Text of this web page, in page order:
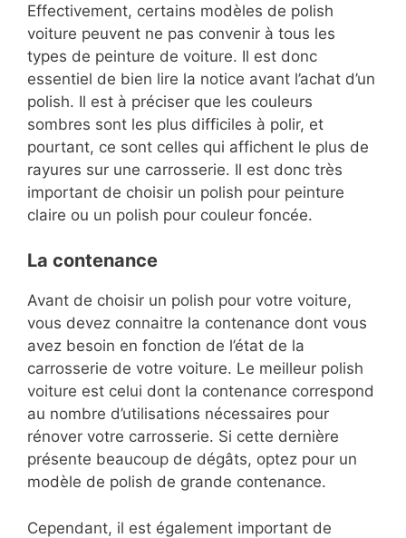
Effectivement, certains modèles de polish
voiture peuvent ne pas convenir à tous les
types de peinture de voiture. Il est donc
essentiel de bien lire la notice avant l’achat d’un
polish. Il est à préciser que les couleurs
sombres sont les plus difficiles à polir, et
pourtant, ce sont celles qui affichent le plus de
rayures sur une carrosserie. Il est donc très
important de choisir un polish pour peinture
claire ou un polish pour couleur foncée.
La contenance
Avant de choisir un polish pour votre voiture,
vous devez connaitre la contenance dont vous
avez besoin en fonction de l’état de la
carrosserie de votre voiture. Le meilleur polish
voiture est celui dont la contenance correspond
au nombre d’utilisations nécessaires pour
rénover votre carrosserie. Si cette dernière
présente beaucoup de dégâts, optez pour un
modèle de polish de grande contenance.
Cependant, il est également important de